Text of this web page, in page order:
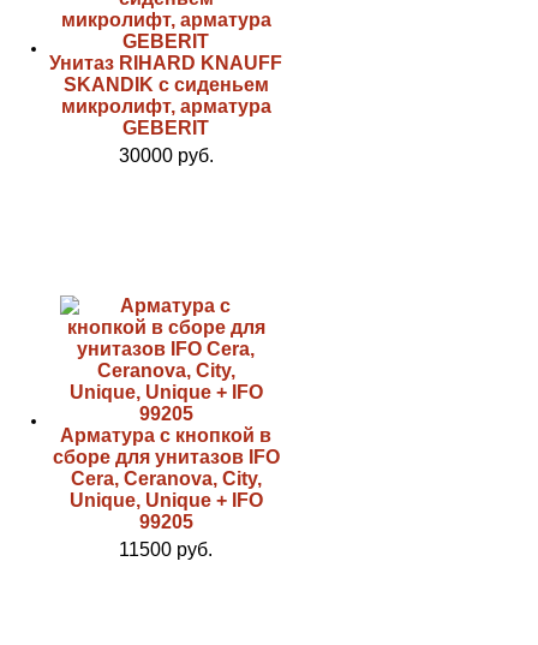
Унитаз RIHARD KNAUFF
SKANDIK с сиденьем
микролифт, арматура
GEBERIT
30000 руб.
Арматура с кнопкой в
сборе для унитазов IFO
Cera, Ceranova, City,
Unique, Unique + IFO
99205
11500 руб.